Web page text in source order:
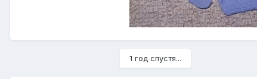
1 год спустя...